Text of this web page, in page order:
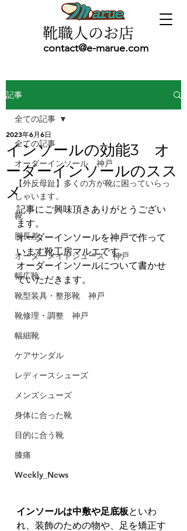
contact@e-marue.com
靴職人のお店
記事
全ての記事
オーダーインソール 神戸
【外反母趾】多くの方が靴に困っていらっ
しゃいます。
靴
脚長差
オーダーメイドシューズ 神戸
幅広靴
靴型装具・整形靴 神戸
靴修理・調整 神戸
幅細靴
ケアサンダル
レディースシューズ
メンズシューズ
身体に合った靴
目的に合う靴
膝痛
Weekly_News
全ての記事
インソールの効能3 オ
ーダーインソールのスス
メ
2023年6月6日
記事にご興味頂きありがとうござい
ます。
オーダーインソールを神戸で作って
います靴工房マルエです。
オーダーインソールについて書かせ
ていただきます。
インソールは中敷や足底板といわ
れ、装飾のための物や、足を矯正す